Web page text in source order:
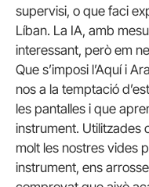
supervisi, o que faci
Líban. La IA, amb
interessant, però em
Que s’imposi l’Aquí i
nos a la temptació
les pantalles i que
instrument. Utilitzades
molt les nostres vides
instrument, ens